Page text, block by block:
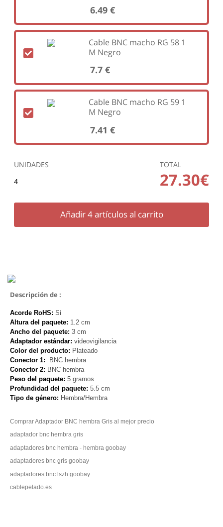
6.49 €
Cable BNC macho RG 58 1
M Negro
7.7 €
Cable BNC macho RG 59 1
M Negro
7.41 €
UNIDADES
4
TOTAL
27.30€
Añadir4artículos al carrito
Descripción de :
Acorde RoHS: Si
Altura del paquete: 1.2 cm
Ancho del paquete: 3 cm
Adaptador estándar: videovigilancia
Color del producto: Plateado
Conector 1:
BNC hembra
Conector 2: BNC hembra
Peso del paquete: 5 gramos
Profundidad del paquete: 5.5 cm
Tipo de género: Hembra/Hembra
Comprar Adaptador BNC hembra Gris al mejor precio
adaptador bnc hembra gris
adaptadores bnc hembra - hembra goobay
adaptadores bnc gris goobay
adaptadores bnc lszh goobay
cablepelado.es